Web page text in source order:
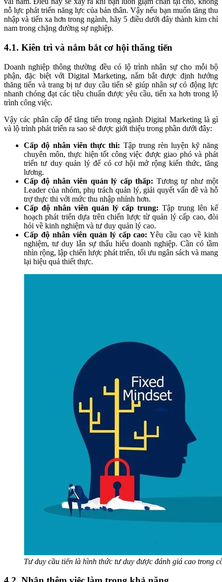
nỗ lực phát triển năng lực của bản thân. Vậy nếu bạn muốn tăng thu
nhập và tiến xa hơn trong ngành, hãy 5 điều dưới đây thành kim chỉ
nam trong chặng đường sự nghiệp.
4.1. Kiên trì và nắm bắt cơ hội thăng tiến
Doanh nghiệp thông thường đều có lộ trình nhân sự cho mỗi bộ
phận, đặc biệt với Digital Marketing, nắm bắt được định hướng
thăng tiến và trang bị tư duy cầu tiến sẽ giúp nhân sự có động lực
nhanh chóng đạt các tiêu chuẩn được yêu cầu, tiến xa hơn trong lộ
trình công việc.
Vậy các phân cấp để tăng tiến trong ngành Digital Marketing là gì
và lộ trình phát triển ra sao sẽ được giới thiệu trong phần dưới đây:
Cấp độ nhân viên thực thi: Tập trung rèn luyện kỹ năng
chuyên môn, thực hiện tốt công việc được giao phó và phát
triển tư duy quản lý để có cơ hội mở rộng kiến thức, tăng
lương.
Cấp độ nhân viên quản lý cấp thấp: Tương tự như một
Leader của nhóm, phụ trách quản lý, giải quyết vấn đề và hỗ
trợ thực thi với mức thu nhập nhỉnh hơn.
Cấp độ nhân viên quản lý cấp trung: Tập trung lên kế
hoạch phát triển dựa trên chiến lược từ quản lý cấp cao, đòi
hỏi về kinh nghiệm và tư duy quản lý cao.
Cấp độ nhân viên quản lý cấp cao: Yêu cầu cao về kinh
nghiệm, tư duy lẫn sự thấu hiểu doanh nghiệp. Cần có tầm
nhìn rộng, lập chiến lược phát triển, tối ưu ngân sách và mang
lại hiệu quả thiết thực.
Tư duy cầu tiến là hình thức tư duy được đánh giá cao trong